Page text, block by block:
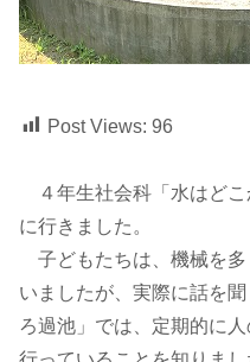
Post Views: 96
４年生社会科「水はどこ
に行きました。
子どもたちは、機械を多
いましたが、実際に話を
ろ過池」では、定期的に